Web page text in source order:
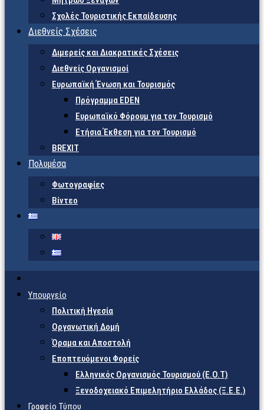
Σχολές Τουριστικής Εκπαίδευσης
Διεθνείς Σχέσεις
Διμερείς και Διακρατικές Σχέσεις
Διεθνείς Οργανισμοί
Ευρωπαϊκή Ένωση και Τουρισμός
Πρόγραμμα EDEN
Ευρωπαϊκό Φόρουμ για τον Τουρισμό
Ετήσια Έκθεση για τον Τουρισμό
BREXIT
Πολυμέσα
Φωτογραφίες
Βίντεο
Υπουργείο
Πολιτική Ηγεσία
Οργανωτική Δομή
Όραμα και Αποστολή
Εποπτευόμενοι Φορείς
Eλληνικός Οργανισμός Τουρισμού (Ε.Ο.Τ)
Ξενοδοχειακό Επιμελητήριο Ελλάδος (Ξ.Ε.Ε.)
Γραφείο Τύπου